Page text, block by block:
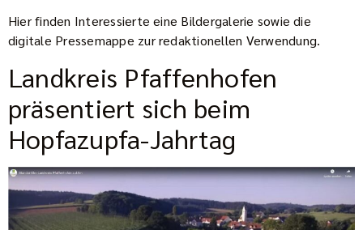
Hier finden Interessierte eine Bildergalerie sowie die
digitale Pressemappe zur redaktionellen Verwendung.
Landkreis Pfaffenhofen
präsentiert sich beim
Hopfazupfa-Jahrtag